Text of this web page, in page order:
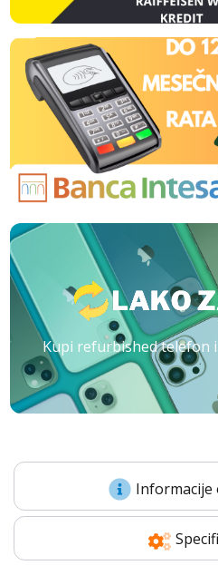
Kupi refurbished telefon
Informacije